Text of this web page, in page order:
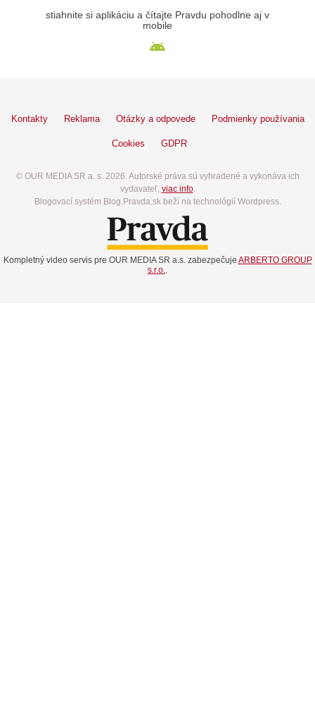
stiahnite si aplikáciu a čítajte Pravdu pohodlne aj v
mobile
Kontakty Reklama Otázky a odpovede Podmienky používania
Cookies GDPR
© OUR MEDIA SR a. s. 2026. Autorské práva sú vyhradené a vykonáva ich
vydavateľ, viac info.
Blogovací systém Blog.Pravda.sk beží na technológií Wordpress.
Kompletný video servis pre OUR MEDIA SR a.s. zabezpečuje ARBERTO GROUP
s.r.o..